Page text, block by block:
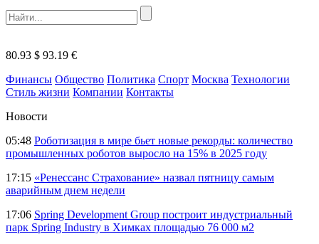
80.93 $ 93.19 €
Финансы Общество Политика Спорт Москва Технологии
Стиль жизни Компании Контакты
Новости
05:48 Роботизация в мире бьет новые рекорды: количество
промышленных роботов выросло на 15% в 2025 году
17:15 «Ренессанс Страхование» назвал пятницу самым
аварийным днем недели
17:06 Spring Development Group построит индустриальный
парк Spring Industry в Химках площадью 76 000 м2